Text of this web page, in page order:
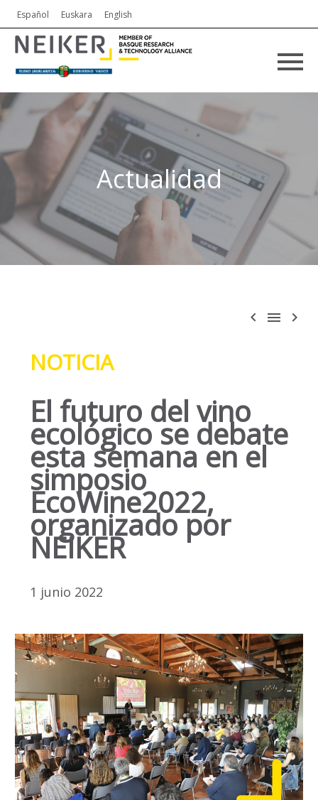
Español Euskara English
Actualidad
  
NOTICIA
El futuro del vino
ecológico se debate
esta semana en el
simposio
EcoWine2022,
organizado por
NEIKER
1 junio 2022